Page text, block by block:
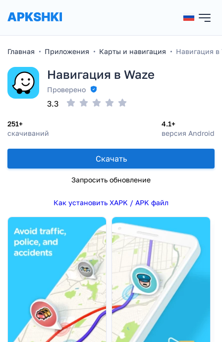
Главная Приложения Карты и навигация Навигация в
Навигация в Waze
Проверено
251+
скачиваний
4.1+
версия Android
3.3
Скачать
Запросить обновление
Как установить XAPK / APK файл